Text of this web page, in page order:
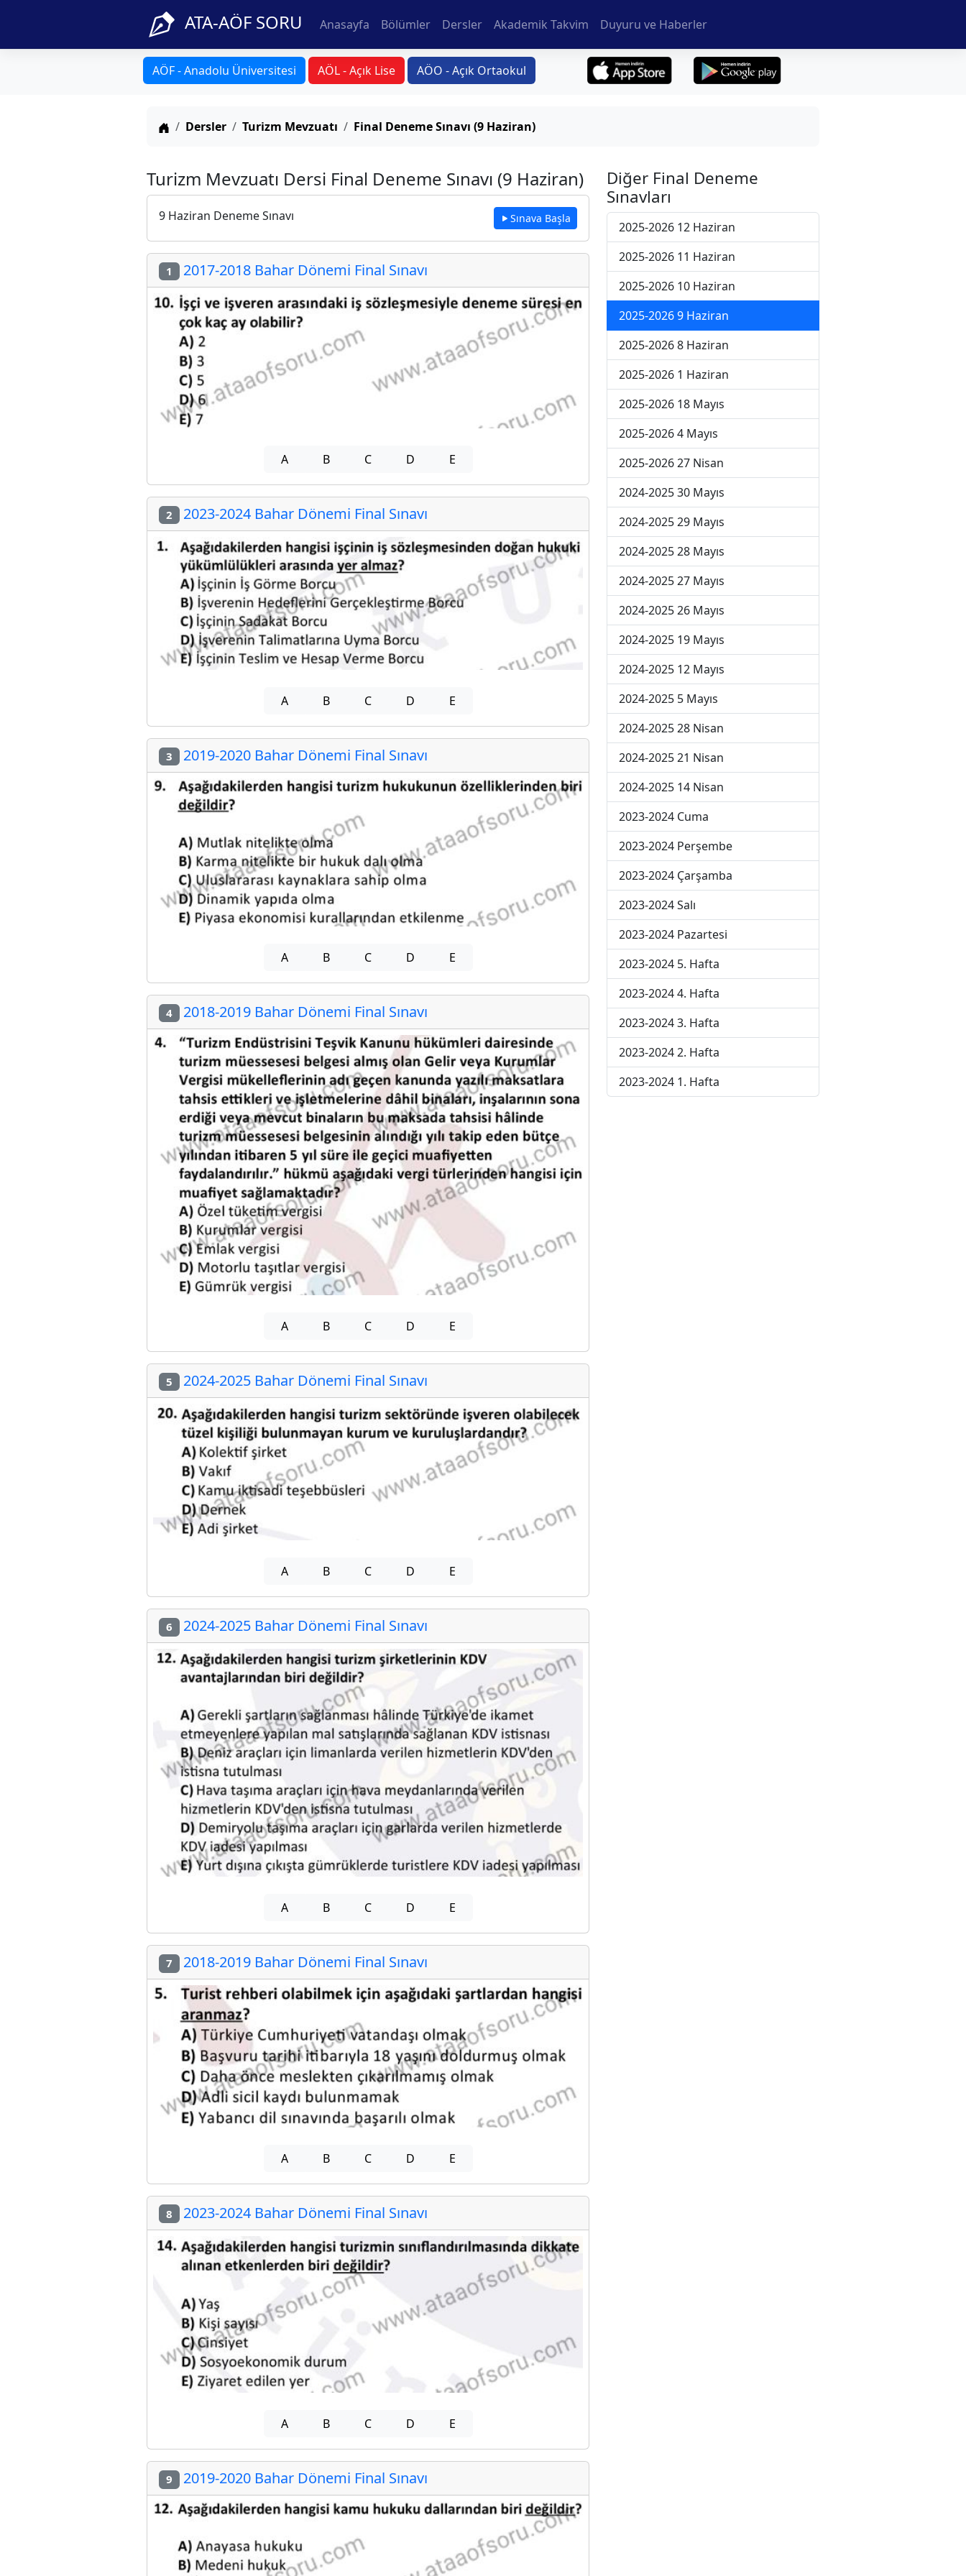
ATA-AÖF SORU Anasayfa Bölümler Dersler Akademik Takvim Duyuru ve Haberler
AÖF - Anadolu Üniversitesi AÖL - Açık Lise AÖO - Açık Ortaokul
Anasayfa
Dersler Turizm Mevzuatı Final Deneme Sınavı (9 Haziran)
Turizm Mevzuatı Dersi Final Deneme Sınavı (9 Haziran)
9 Haziran Deneme Sınavı Sınava Başla
1 2017-2018 Bahar Dönemi Final Sınavı
A B C D E
2 2023-2024 Bahar Dönemi Final Sınavı
A B C D E
3 2019-2020 Bahar Dönemi Final Sınavı
A B C D E
4 2018-2019 Bahar Dönemi Final Sınavı
A B C D E
5 2024-2025 Bahar Dönemi Final Sınavı
A B C D E
6 2024-2025 Bahar Dönemi Final Sınavı
A B C D E
7 2018-2019 Bahar Dönemi Final Sınavı
A B C D E
8 2023-2024 Bahar Dönemi Final Sınavı
A B C D E
9 2019-2020 Bahar Dönemi Final Sınavı
Diğer Final Deneme
Sınavları
2025-2026 12 Haziran
2025-2026 11 Haziran
2025-2026 10 Haziran
2025-2026 9 Haziran
2025-2026 8 Haziran
2025-2026 1 Haziran
2025-2026 18 Mayıs
2025-2026 4 Mayıs
2025-2026 27 Nisan
2024-2025 30 Mayıs
2024-2025 29 Mayıs
2024-2025 28 Mayıs
2024-2025 27 Mayıs
2024-2025 26 Mayıs
2024-2025 19 Mayıs
2024-2025 12 Mayıs
2024-2025 5 Mayıs
2024-2025 28 Nisan
2024-2025 21 Nisan
2024-2025 14 Nisan
2023-2024 Cuma
2023-2024 Perşembe
2023-2024 Çarşamba
2023-2024 Salı
2023-2024 Pazartesi
2023-2024 5. Hafta
2023-2024 4. Hafta
2023-2024 3. Hafta
2023-2024 2. Hafta
2023-2024 1. Hafta